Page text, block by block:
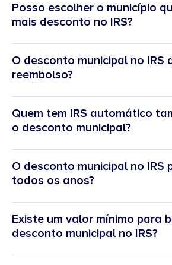
Posso escolher o município
mais desconto no IRS?
O desconto municipal no IRS
reembolso?
Quem tem IRS automático
o desconto municipal?
O desconto municipal no IRS
todos os anos?
Existe um valor mínimo para
desconto municipal no IRS?